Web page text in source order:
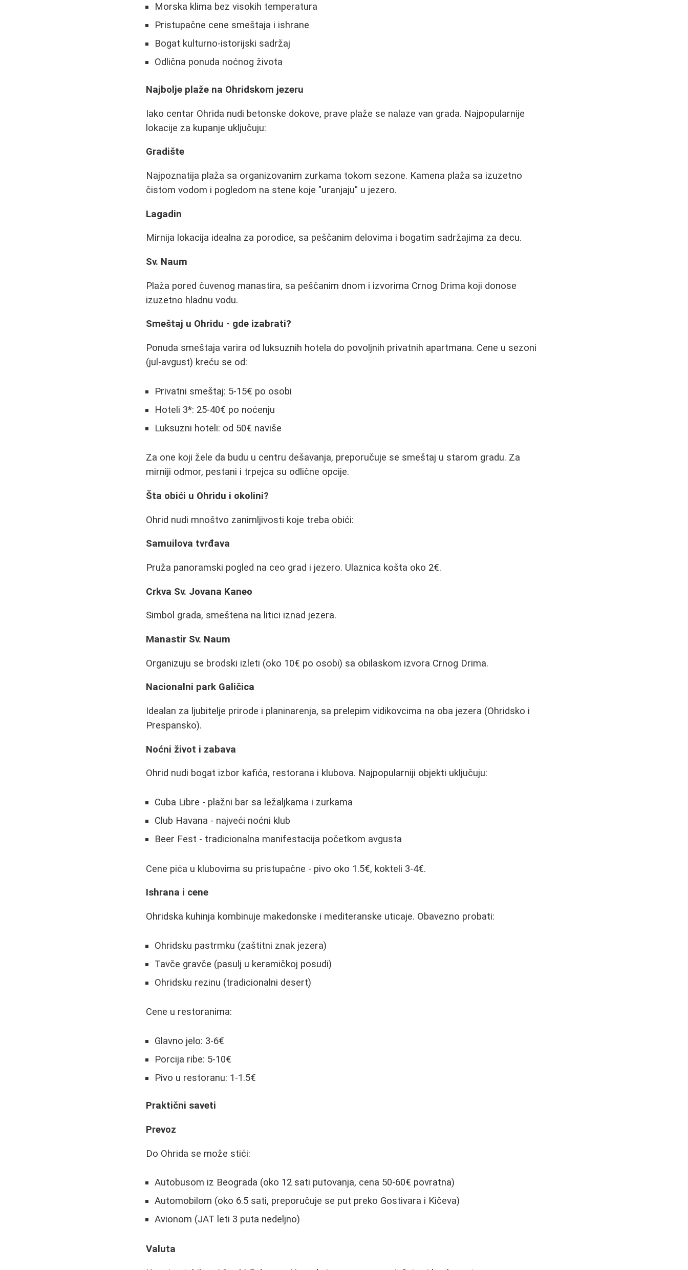
Morska klima bez visokih temperatura
Pristupačne cene smeštaja i ishrane
Bogat kulturno-istorijski sadržaj
Odlična ponuda noćnog života
Najbolje plaže na Ohridskom jezeru
Iako centar Ohrida nudi betonske dokove, prave plaže se nalaze van grada. Najpopularnije
lokacije za kupanje uključuju:
Gradište
Najpoznatija plaža sa organizovanim zurkama tokom sezone. Kamena plaža sa izuzetno
čistom vodom i pogledom na stene koje "uranjaju" u jezero.
Lagadin
Mirnija lokacija idealna za porodice, sa peščanim delovima i bogatim sadržajima za decu.
Sv. Naum
Plaža pored čuvenog manastira, sa peščanim dnom i izvorima Crnog Drima koji donose
izuzetno hladnu vodu.
Smeštaj u Ohridu - gde izabrati?
Ponuda smeštaja varira od luksuznih hotela do povoljnih privatnih apartmana. Cene u sezoni
(jul-avgust) kreću se od:
Privatni smeštaj: 5-15€ po osobi
Hoteli 3*: 25-40€ po noćenju
Luksuzni hoteli: od 50€ naviše
Za one koji žele da budu u centru dešavanja, preporučuje se smeštaj u starom gradu. Za
mirniji odmor, pestani i trpejca su odlične opcije.
Šta obići u Ohridu i okolini?
Ohrid nudi mnoštvo zanimljivosti koje treba obići:
Samuilova tvrđava
Pruža panoramski pogled na ceo grad i jezero. Ulaznica košta oko 2€.
Crkva Sv. Jovana Kaneo
Simbol grada, smeštena na litici iznad jezera.
Manastir Sv. Naum
Organizuju se brodski izleti (oko 10€ po osobi) sa obilaskom izvora Crnog Drima.
Nacionalni park Galičica
Idealan za ljubitelje prirode i planinarenja, sa prelepim vidikovcima na oba jezera (Ohridsko i
Prespansko).
Noćni život i zabava
Ohrid nudi bogat izbor kafića, restorana i klubova. Najpopularniji objekti uključuju:
Cuba Libre - plažni bar sa ležaljkama i zurkama
Club Havana - najveći noćni klub
Beer Fest - tradicionalna manifestacija početkom avgusta
Cene pića u klubovima su pristupačne - pivo oko 1.5€, kokteli 3-4€.
Ishrana i cene
Ohridska kuhinja kombinuje makedonske i mediteranske uticaje. Obavezno probati:
Ohridsku pastrmku (zaštitni znak jezera)
Tavče gravče (pasulj u keramičkoj posudi)
Ohridsku rezinu (tradicionalni desert)
Cene u restoranima:
Glavno jelo: 3-6€
Porcija ribe: 5-10€
Pivo u restoranu: 1-1.5€
Praktični saveti
Prevoz
Do Ohrida se može stići:
Autobusom iz Beograda (oko 12 sati putovanja, cena 50-60€ povratna)
Automobilom (oko 6.5 sati, preporučuje se put preko Gostivara i Kičeva)
Avionom (JAT leti 3 puta nedeljno)
Valuta